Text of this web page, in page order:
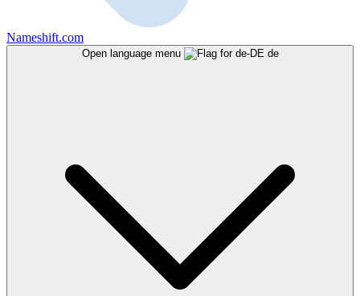
Nameshift.com
Open language menu de